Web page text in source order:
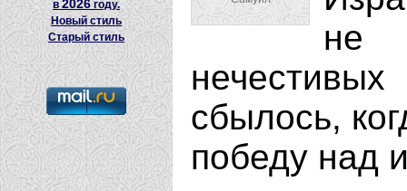
в 2026 году.
Новый стиль
Старый стиль
не
сбылось,
победу над